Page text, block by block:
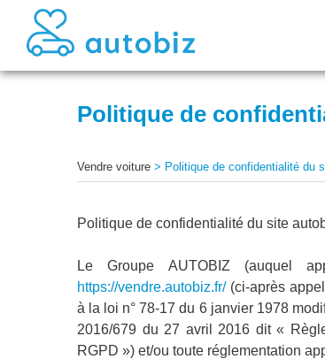
Politique de
Vendre voiture > Politique de confidentialité du
Politique de confidentialité du site
Le Groupe AUTOBIZ (auquel
https://vendre.autobiz.fr/(ci-après
à la loi n° 78-17 du 6 janvier 1978
2016/679 du 27 avril 2016 dit «
RGPD ») et/ou toute réglementation